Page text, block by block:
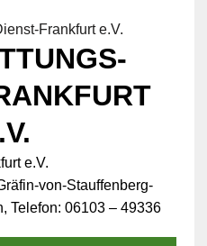
e.V.
von-Stauffenberg-
Telefon: 06103 – 49336